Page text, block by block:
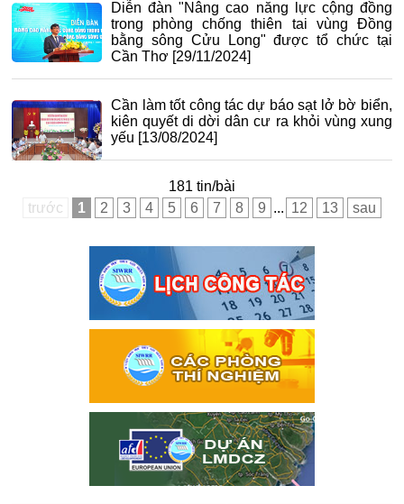
Diễn đàn "Nâng cao năng lực cộng đồng
trong phòng chống thiên tai vùng Đồng
bằng sông Cửu Long" được tổ chức tại
Cần Thơ [29/11/2024]
Cần làm tốt công tác dự báo sạt lở bờ biển,
kiên quyết di dời dân cư ra khỏi vùng xung
yếu [13/08/2024]
181 tin/bài
trước
1 2 3 4 5 6 7 8 9 ... 12 13 sau